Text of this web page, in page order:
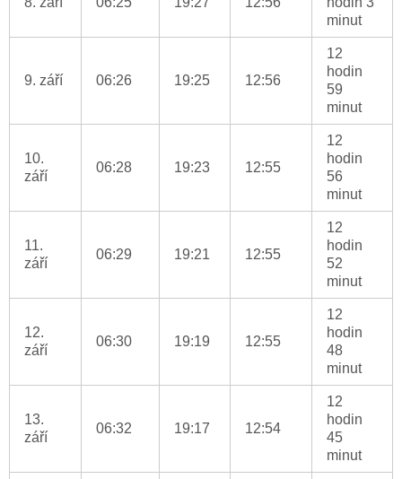
minut
9. září 06:26 19:25 12:56
12
hodin
59
minut
10.
září
06:28 19:23 12:55
12
hodin
56
minut
11.
září
06:29 19:21 12:55
12
hodin
52
minut
12.
září
06:30 19:19 12:55
12
hodin
48
minut
13.
září
06:32 19:17 12:54
12
hodin
45
minut